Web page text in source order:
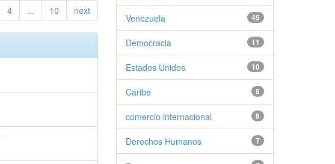
4 ... 10 next
45
Venezuela
11
Democracia
10
Estados Unidos
8
Caribe
8
comercio internacional
7
Derechos Humanos